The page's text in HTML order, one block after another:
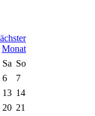
Sa So
6
7
13 14
20 21